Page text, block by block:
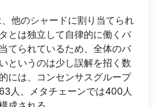
他のシャードに割り当てられ
とは独立して自律的に働くバ
てられているため、全体のバ
というのは少し誤解を招く数
には、コンセンサスグループ
人、メタチェーンでは400人